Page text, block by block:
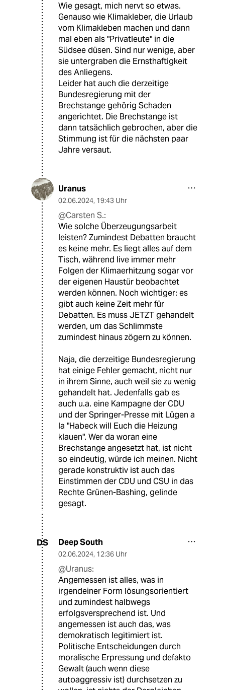
Wie gesagt, mich nervt so etwas.
Genauso wie Klimakleber, die Urlaub
vom Klimakleben machen und dann
mal eben als "Privatleute" in die
Südsee düsen. Sind nur wenige, aber
sie untergraben die Ernsthaftigkeit
des Anliegens.
Leider hat auch die derzeitige
Bundesregierung mit der
Brechstange gehörig Schaden
angerichtet. Die Brechstange ist
dann tatsächlich gebrochen, aber die
Stimmung ist für die nächsten paar
Jahre versaut.
Uranus
02.06.2024, 19:43 Uhr
@Carsten S.:
Wie solche Überzeugungsarbeit
leisten? Zumindest Debatten braucht
es keine mehr. Es liegt alles auf dem
Tisch, während live immer mehr
Folgen der Klimaerhitzung sogar vor
der eigenen Haustür beobachtet
werden können. Noch wichtiger: es
gibt auch keine Zeit mehr für
Debatten. Es muss JETZT gehandelt
werden, um das Schlimmste
zumindest hinaus zögern zu können.
Naja, die derzeitige Bundesregierung
hat einige Fehler gemacht, nicht nur
in ihrem Sinne, auch weil sie zu wenig
gehandelt hat. Jedenfalls gab es
auch u.a. eine Kampagne der CDU
und der Springer-Presse mit Lügen a
la "Habeck will Euch die Heizung
klauen". Wer da woran eine
Brechstange angesetzt hat, ist nicht
so eindeutig, würde ich meinen. Nicht
gerade konstruktiv ist auch das
Einstimmen der CDU und CSU in das
Rechte Grünen-Bashing, gelinde
gesagt.
DS Deep South
02.06.2024, 12:36 Uhr
@Uranus:
Angemessen ist alles, was in
irgendeiner Form lösungsorientiert
und zumindest halbwegs
erfolgsversprechend ist. Und
angemessen ist auch das, was
demokratisch legitimiert ist.
Politische Entscheidungen durch
moralische Erpressung und defakto
Gewalt (auch wenn diese
autoaggressiv ist) durchsetzen zu